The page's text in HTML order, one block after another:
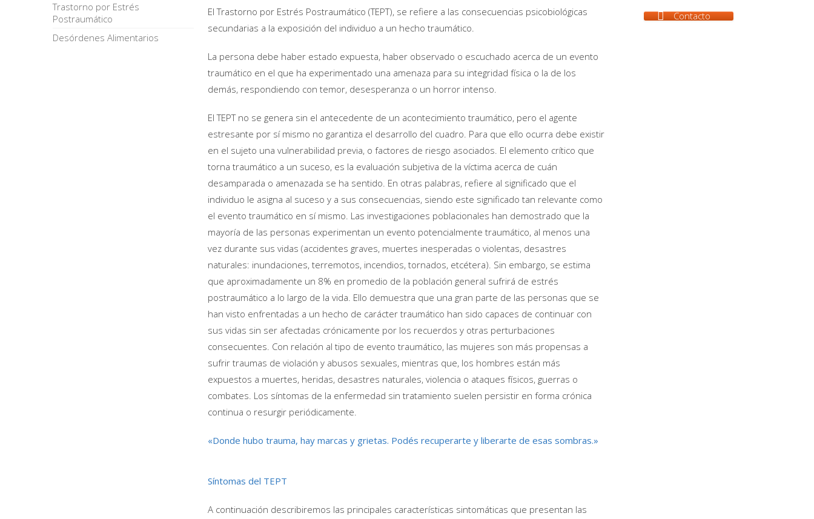
El Trastorno por Estrés Postraumático (TEPT), se refiere a las consecuencias psicobiológicas
secundarias a la exposición del individuo a un hecho traumático.
La persona debe haber estado expuesta, haber observado o escuchado acerca de un evento
traumático en el que ha experimentado una amenaza para su integridad física o la de los
demás, respondiendo con temor, desesperanza o un horror intenso.
El TEPT no se genera sin el antecedente de un acontecimiento traumático, pero el agente
estresante por sí mismo no garantiza el desarrollo del cuadro. Para que ello ocurra debe existir
en el sujeto una vulnerabilidad previa, o factores de riesgo asociados. El elemento crítico que
torna traumático a un suceso, es la evaluación subjetiva de la víctima acerca de cuán
desamparada o amenazada se ha sentido. En otras palabras, refiere al significado que el
individuo le asigna al suceso y a sus consecuencias, siendo este significado tan relevante como
el evento traumático en sí mismo. Las investigaciones poblacionales han demostrado que la
mayoría de las personas experimentan un evento potencialmente traumático, al menos una
vez durante sus vidas (accidentes graves, muertes inesperadas o violentas, desastres
naturales: inundaciones, terremotos, incendios, tornados, etcétera). Sin embargo, se estima
que aproximadamente un 8% en promedio de la población general sufrirá de estrés
postraumático a lo largo de la vida. Ello demuestra que una gran parte de las personas que se
han visto enfrentadas a un hecho de carácter traumático han sido capaces de continuar con
sus vidas sin ser afectadas crónicamente por los recuerdos y otras perturbaciones
consecuentes. Con relación al tipo de evento traumático, las mujeres son más propensas a
sufrir traumas de violación y abusos sexuales, mientras que, los hombres están más
expuestos a muertes, heridas, desastres naturales, violencia o ataques físicos, guerras o
combates. Los síntomas de la enfermedad sin tratamiento suelen persistir en forma crónica
continua o resurgir periódicamente.
«Donde hubo trauma, hay marcas y grietas. Podés recuperarte y liberarte de esas sombras.»
Síntomas del TEPT
A continuación describiremos las principales características sintomáticas que presentan las
Trastorno por Estrés
Postraumático
Desórdenes Alimentarios
Contacto